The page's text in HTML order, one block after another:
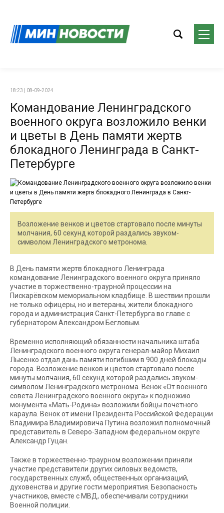
18:23 | 08-09-2024
Командование Ленинградского
военного округа возложило венки
и цветы в День памяти жертв
блокадного Ленинграда в Санкт-
Петербурге
Возложение венков и цветов стартовало после минуты
молчания, 60 секунд которой раздались звуком-
символом Ленинградского метронома.
В День памяти жертв блокадного Ленинграда
командование Ленинградского военного округа приняло
участие в торжественно-траурной процессии на
Пискарёвском мемориальном кладбище. В шествии прошли
не только офицеры, но и ветераны, жители блокадного
города и администрация Санкт-Петербурга во главе с
губернатором Александром Бегловым.
Временно исполняющий обязанности начальника штаба
Ленинградского военного округа генерал-майор Михаил
Лысенко отдал дань памяти погибшим в 900 дней блокады
города. Возложение венков и цветов стартовало после
минуты молчания, 60 секунд которой раздались звуком-
символом Ленинградского метронома. Венок «От военного
совета Ленинградского военного округа» к подножию
монумента «Мать-Родина» возложили бойцы почётного
караула. Венок от имени Президента Российской Федерации
Владимира Владимировича Путина возложил полномочный
представитель в Северо-Западном федеральном округе
Александр Гуцан.
Также в торжественно-траурном возложении приняли
участие представители других силовых ведомств,
государственных служб, общественных организаций,
духовенства и другие гости мероприятия. Безопасность
участников, вместе с МВД, обеспечивали сотрудники
Военной полиции.